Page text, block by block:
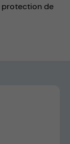
protection de